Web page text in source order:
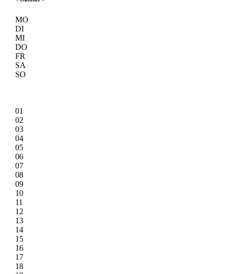
MO
DI
MI
DO
FR
SA
SO
01
02
03
04
05
06
07
08
09
10
11
12
13
14
15
16
17
18